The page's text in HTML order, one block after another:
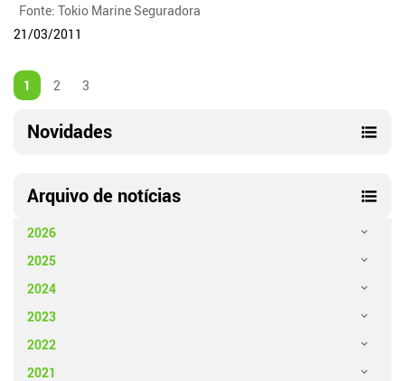
Fonte: Tokio Marine Seguradora
21/03/2011
1 2 3
Novidades
Arquivo de notícias
2026
2025
2024
2023
2022
2021